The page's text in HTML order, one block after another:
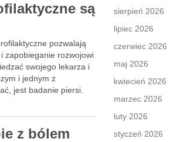
są
pozwalają
zapobieganie rozwojowi
swojego lekarza i
i jednym z
jest badanie piersi.
z bólem
sierpień 2026
lipiec 2026
czerwiec 2026
maj 2026
kwiecień 2026
marzec 2026
luty 2026
styczeń 2026